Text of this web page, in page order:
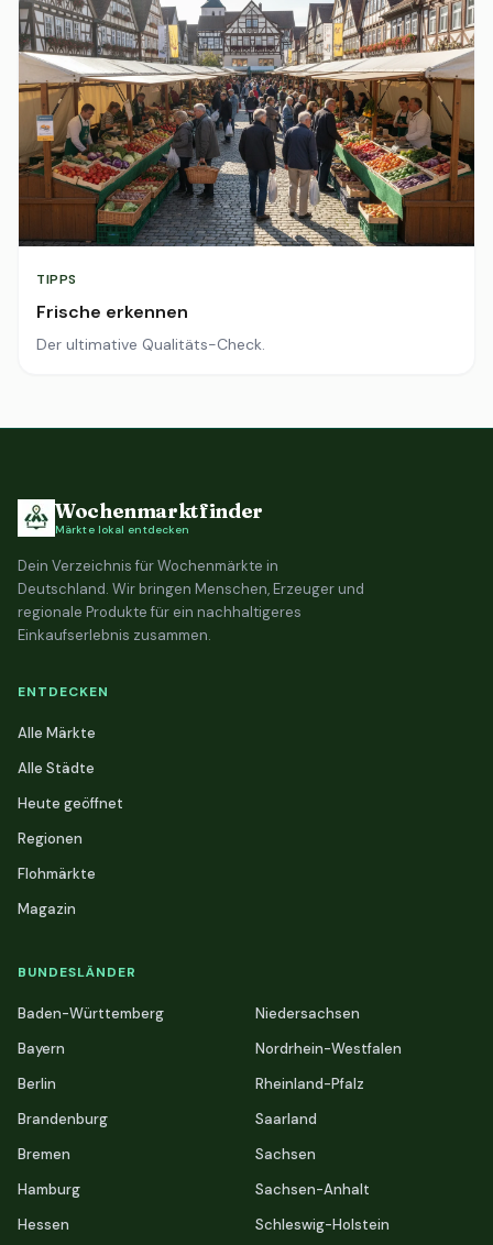
TIPPS
Frische erkennen
Der ultimative Qualitäts-Check.
Wochenmarktfinder
Märkte lokal entdecken
Dein Verzeichnis für Wochenmärkte in
Deutschland. Wir bringen Menschen, Erzeuger und
regionale Produkte für ein nachhaltigeres
Einkaufserlebnis zusammen.
ENTDECKEN
Alle Märkte
Alle Städte
Heute geöffnet
Regionen
Flohmärkte
Magazin
BUNDESLÄNDER
Baden-Württemberg
Bayern
Berlin
Brandenburg
Bremen
Hamburg
Hessen
Niedersachsen
Nordrhein-Westfalen
Rheinland-Pfalz
Saarland
Sachsen
Sachsen-Anhalt
Schleswig-Holstein